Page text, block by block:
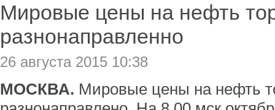
Мировые цены на нефть
разнонаправленно
26 августа 2015 10:38
МОСКВА. Мировые цены на нефть